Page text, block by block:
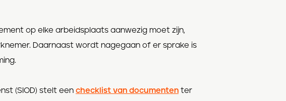
op elke arbeidsplaats aanwezig moet zijn,
Daarnaast wordt nagegaan of er sprake is
(SIOD) stelt een checklist van documenten ter